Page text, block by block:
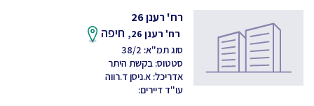
רח' רענן 26
רח' רענן 26, חיפה
סוג תמ"א: 38/2
סטטוס: בקשת היתר
אדריכל: א.ניסן ד.רווה
עו"ד דיירים: